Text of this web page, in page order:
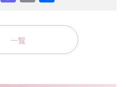
一覧